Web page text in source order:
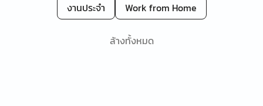
งานประจำ
Work from Home
ล้างทั้งหมด